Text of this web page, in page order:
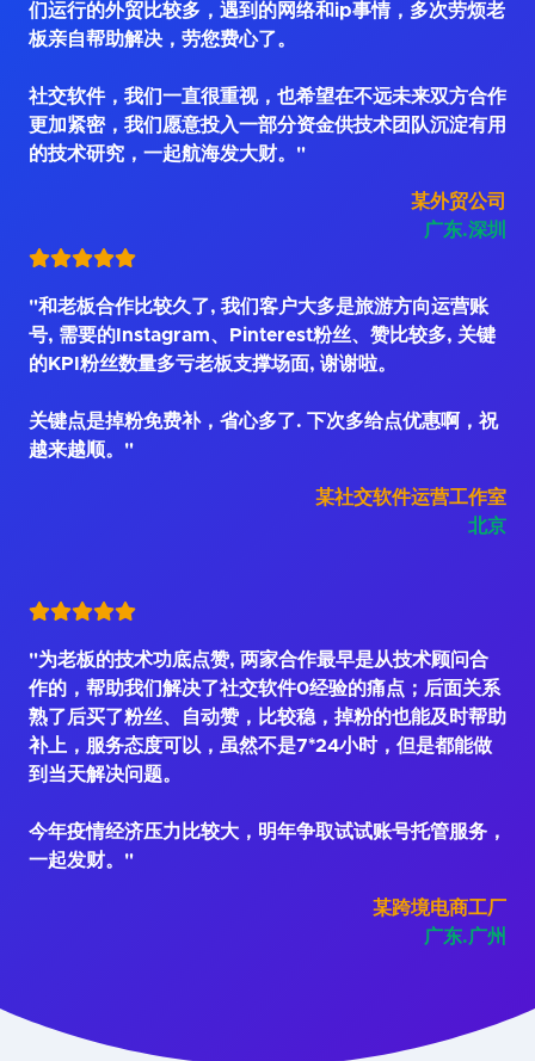
们运行的外贸比较多，遇到的网络和ip事情，多次劳烦老
板亲自帮助解决，劳您费心了。
社交软件，我们一直很重视，也希望在不远未来双方合作
更加紧密，我们愿意投入一部分资金供技术团队沉淀有用
的技术研究，一起航海发大财。"
某外贸公司
广东.深圳
"和老板合作比较久了, 我们客户大多是旅游方向运营账
号, 需要的Instagram、Pinterest粉丝、赞比较多, 关键
的KPI粉丝数量多亏老板支撑场面, 谢谢啦。
关键点是掉粉免费补，省心多了. 下次多给点优惠啊，祝
越来越顺。"
某社交软件运营工作室
北京
"为老板的技术功底点赞, 两家合作最早是从技术顾问合
作的，帮助我们解决了社交软件0经验的痛点；后面关系
熟了后买了粉丝、自动赞，比较稳，掉粉的也能及时帮助
补上，服务态度可以，虽然不是7*24小时，但是都能做
到当天解决问题。
今年疫情经济压力比较大，明年争取试试账号托管服务，
一起发财。"
某跨境电商工厂
广东.广州